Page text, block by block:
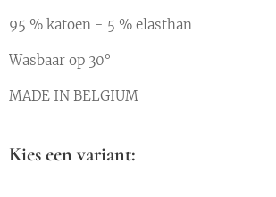
95 % katoen - 5 % elasthan
Wasbaar op 30°
MADE IN BELGIUM
Kies een variant: